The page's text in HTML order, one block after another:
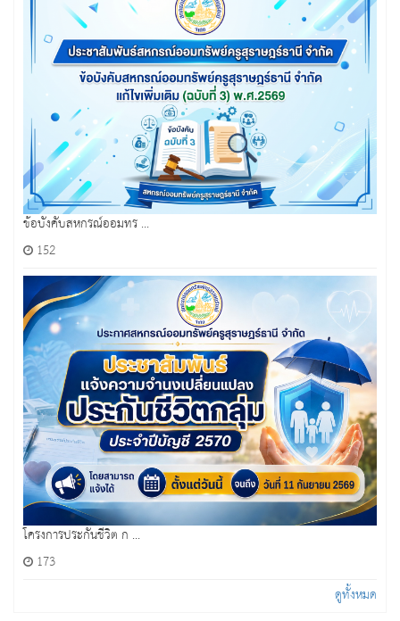
ข้อบังคับสหกรณ์ออมทร ...
152
โครงการประกันชีวิต ก ...
173
ดูทั้งหมด